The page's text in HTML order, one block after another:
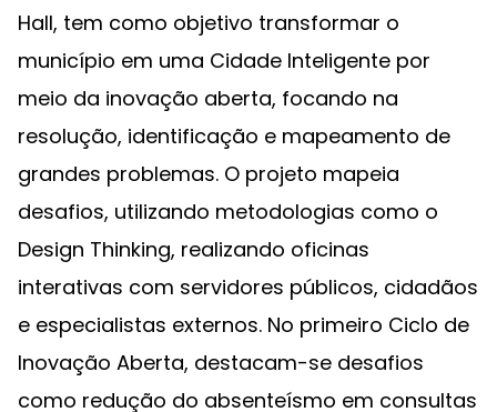
Hall, tem como objetivo transformar o
município em uma Cidade Inteligente por
meio da inovação aberta, focando na
resolução, identificação e mapeamento de
grandes problemas. O projeto mapeia
desafios, utilizando metodologias como o
Design Thinking, realizando oficinas
interativas com servidores públicos, cidadãos
e especialistas externos. No primeiro Ciclo de
Inovação Aberta, destacam-se desafios
como redução do absenteísmo em consultas